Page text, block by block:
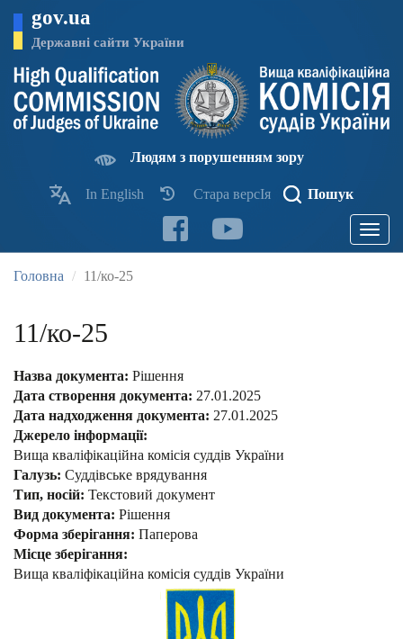
основного
матеріалу
gov.ua
Державні сайти України
Людям з порушенням зору
In English Стара версІя Пошук
Toggle
Головна 11/ко-25
11/ко-25
Назва документа: Рішення
Дата створення документа: 27.01.2025
Дата надходження документа: 27.01.2025
Джерело інформації:
Вища кваліфікаційна комісія суддів України
Галузь: Суддівське врядування
Тип, носій: Текстовий документ
Вид документа: Рішення
Форма зберігання: Паперова
Місце зберігання:
Вища кваліфікаційна комісія суддів України